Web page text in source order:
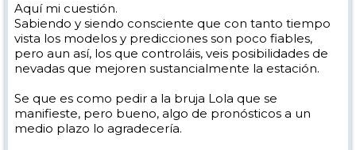
Aquí mi cuestión.
Sabiendo y siendo consciente que con tanto tiempo
vista los modelos y predicciones son poco fiables,
pero aun así, los que controláis, veis posibilidades de
nevadas que mejoren sustancialmente la estación.
Se que es como pedir a la bruja Lola que se
manifieste, pero bueno, algo de pronósticos a un
medio plazo lo agradecería.